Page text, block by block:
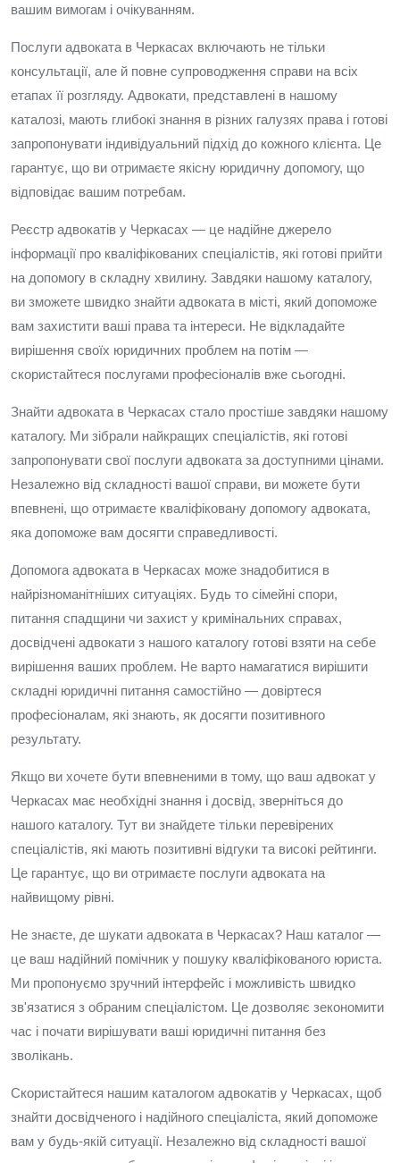
вашим вимогам і очікуванням.
Послуги адвоката в Черкасах включають не тільки
консультації, але й повне супроводження справи на всіх
етапах її розгляду. Адвокати, представлені в нашому
каталозі, мають глибокі знання в різних галузях права і готові
запропонувати індивідуальний підхід до кожного клієнта. Це
гарантує, що ви отримаєте якісну юридичну допомогу, що
відповідає вашим потребам.
Реєстр адвокатів у Черкасах — це надійне джерело
інформації про кваліфікованих спеціалістів, які готові прийти
на допомогу в складну хвилину. Завдяки нашому каталогу,
ви зможете швидко знайти адвоката в місті, який допоможе
вам захистити ваші права та інтереси. Не відкладайте
вирішення своїх юридичних проблем на потім —
скористайтеся послугами професіоналів вже сьогодні.
Знайти адвоката в Черкасах стало простіше завдяки нашому
каталогу. Ми зібрали найкращих спеціалістів, які готові
запропонувати свої послуги адвоката за доступними цінами.
Незалежно від складності вашої справи, ви можете бути
впевнені, що отримаєте кваліфіковану допомогу адвоката,
яка допоможе вам досягти справедливості.
Допомога адвоката в Черкасах може знадобитися в
найрізноманітніших ситуаціях. Будь то сімейні спори,
питання спадщини чи захист у кримінальних справах,
досвідчені адвокати з нашого каталогу готові взяти на себе
вирішення ваших проблем. Не варто намагатися вирішити
складні юридичні питання самостійно — довіртеся
професіоналам, які знають, як досягти позитивного
результату.
Якщо ви хочете бути впевненими в тому, що ваш адвокат у
Черкасах має необхідні знання і досвід, зверніться до
нашого каталогу. Тут ви знайдете тільки перевірених
спеціалістів, які мають позитивні відгуки та високі рейтинги.
Це гарантує, що ви отримаєте послуги адвоката на
найвищому рівні.
Не знаєте, де шукати адвоката в Черкасах? Наш каталог —
це ваш надійний помічник у пошуку кваліфікованого юриста.
Ми пропонуємо зручний інтерфейс і можливість швидко
зв'язатися з обраним спеціалістом. Це дозволяє зекономити
час і почати вирішувати ваші юридичні питання без
зволікань.
Скористайтеся нашим каталогом адвокатів у Черкасах, щоб
знайти досвідченого і надійного спеціаліста, який допоможе
вам у будь-якій ситуації. Незалежно від складності вашої